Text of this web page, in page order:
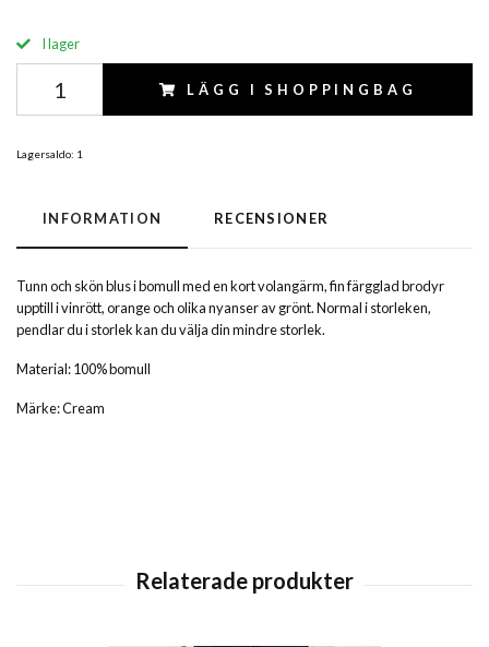
I lager
LÄGG I SHOPPINGBAG
Lagersaldo: 1
INFORMATION RECENSIONER
Tunn och skön blus i bomull med en kort volangärm, fin färgglad brodyr
upptill i vinrött, orange och olika nyanser av grönt. Normal i storleken,
pendlar du i storlek kan du välja din mindre storlek.
Material: 100% bomull
Märke: Cream